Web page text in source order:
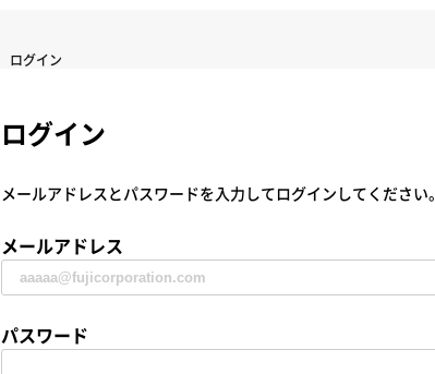
ログイン
ログイン
メールアドレスとパスワードを入力してログインしてください。
メールアドレス
パスワード